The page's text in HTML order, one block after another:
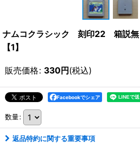
ナムコクラシック 刻印22 箱説
【1】
販売価格: 330円(税込)
Facebookでシェア
数量:
返品特約に関する重要事項